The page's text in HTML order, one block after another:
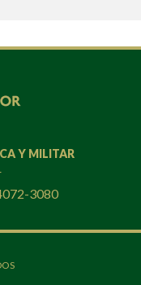
Y MILITAR
3080